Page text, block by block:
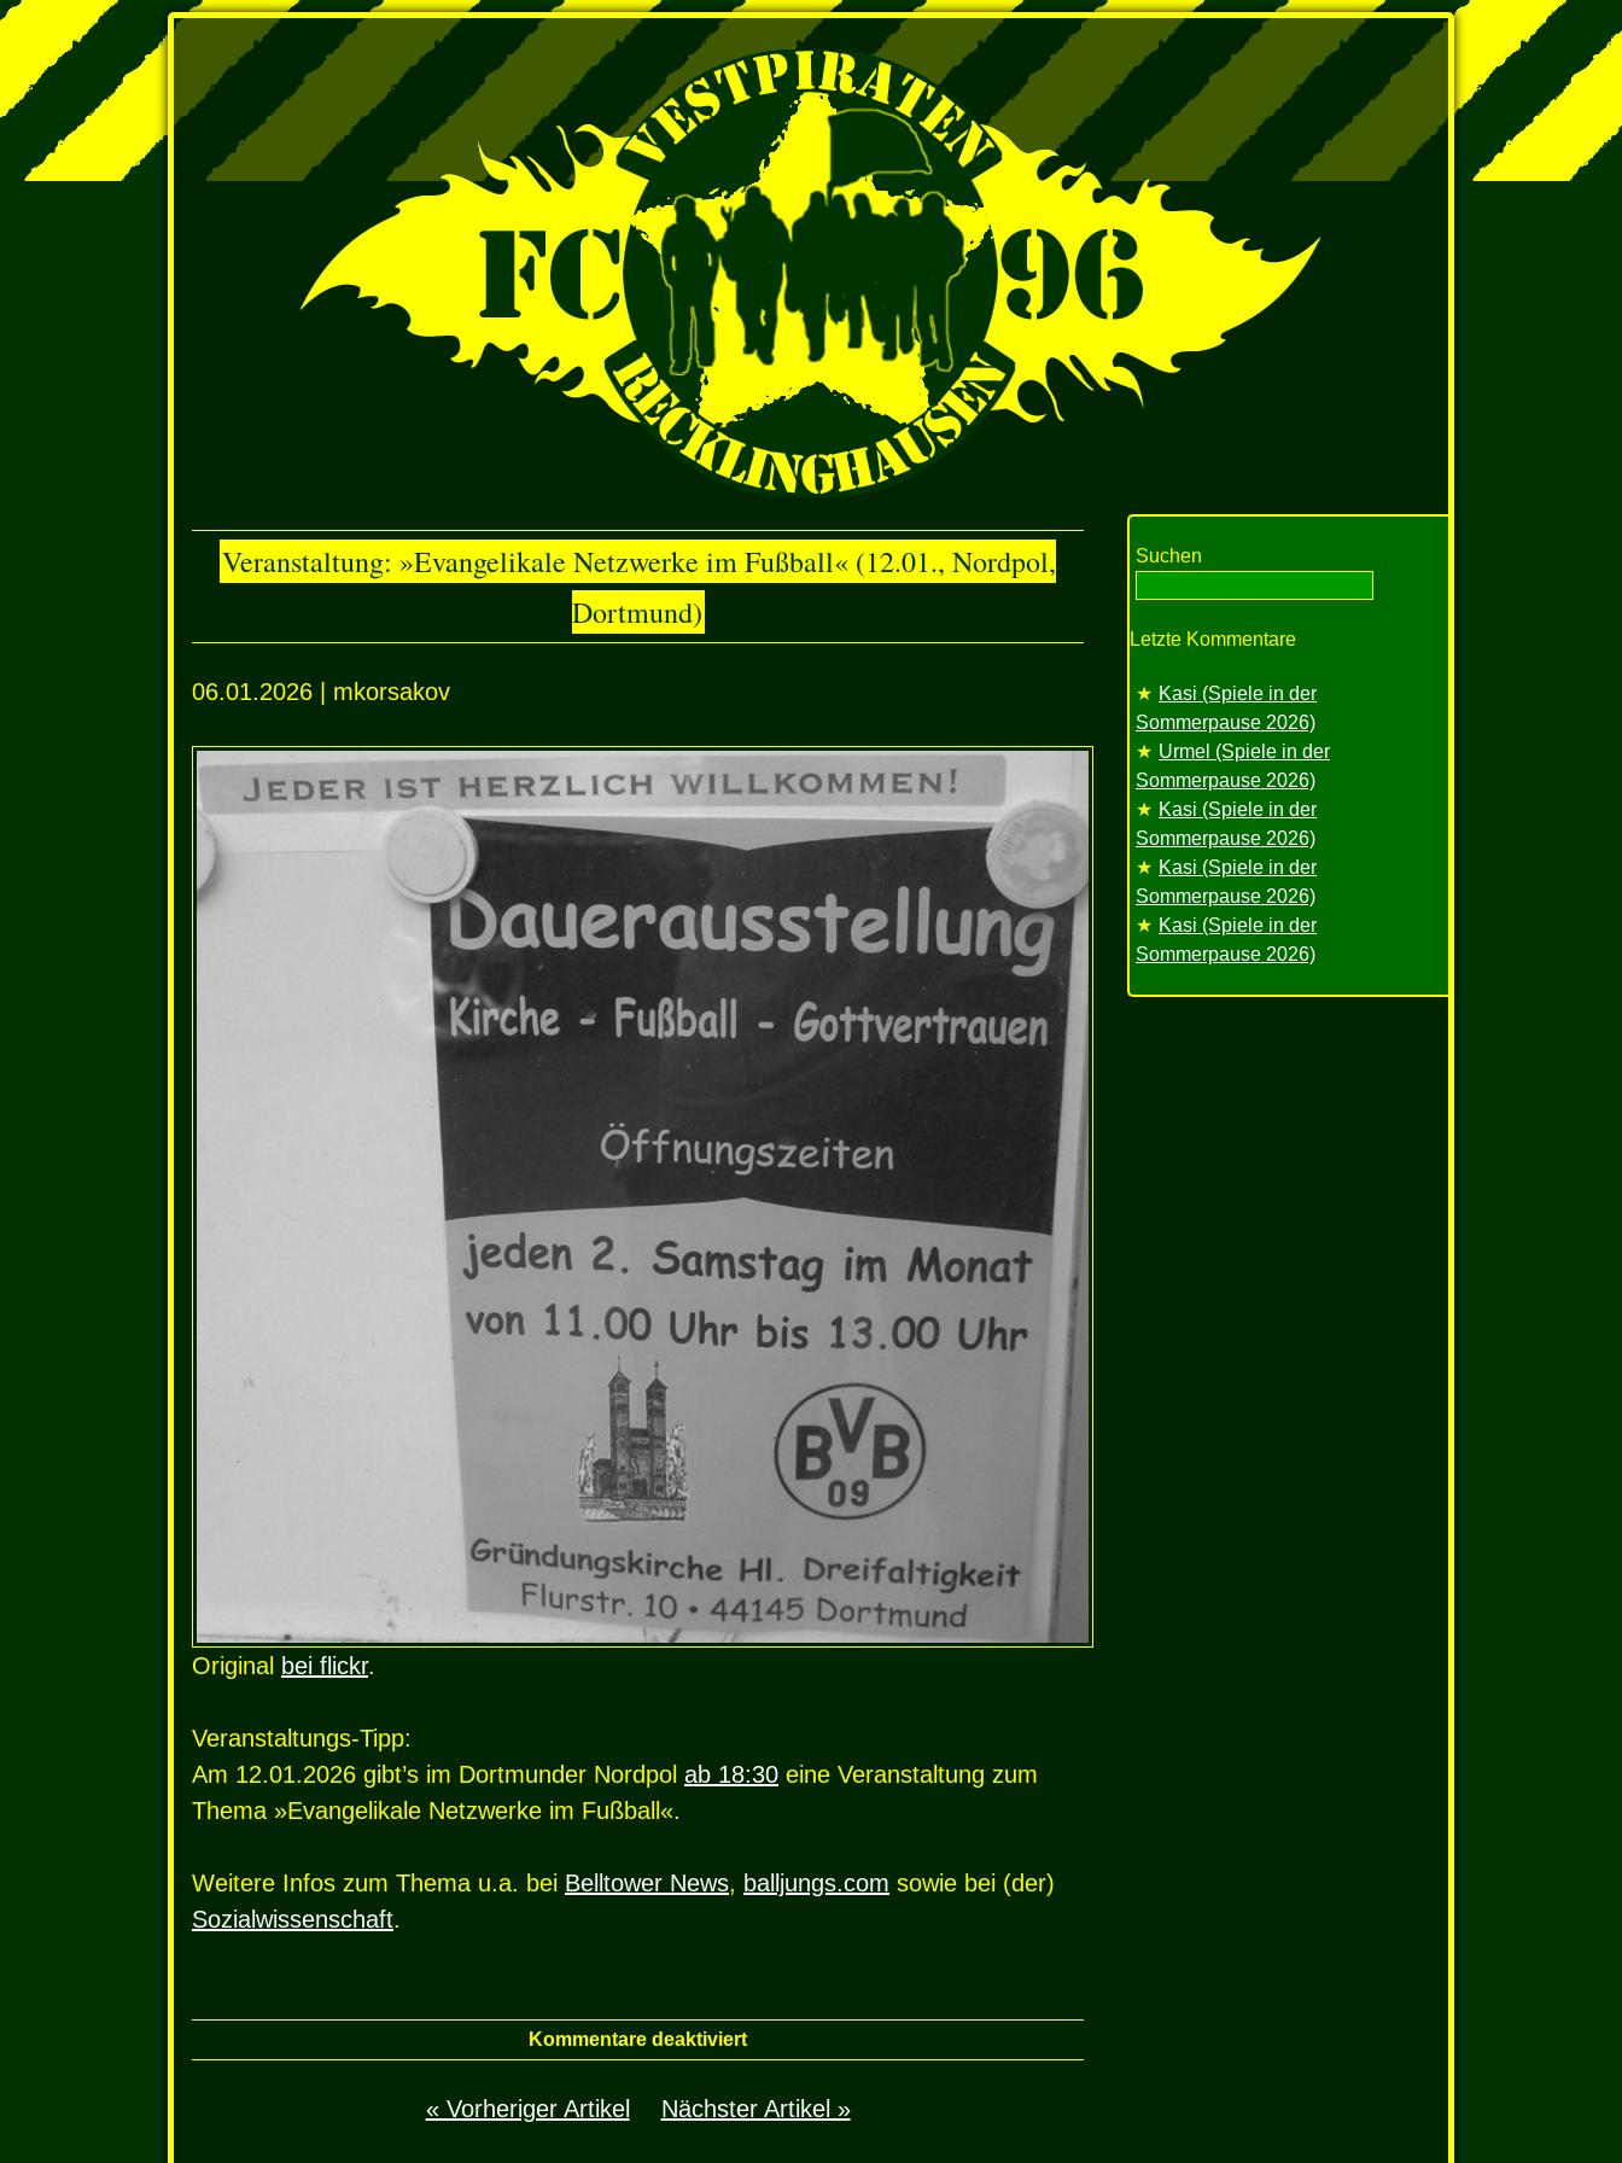
Veranstaltung: »Evangelikale Netzwerke im Fußball« (12.01., Nordpol,
Dortmund)
06.01.2026 | mkorsakov
Original bei flickr.
Veranstaltungs-Tipp:
Am 12.01.2026 gibt’s im Dortmunder Nordpol ab 18:30 eine Veranstaltung zum
Thema »Evangelikale Netzwerke im Fußball«.
Weitere Infos zum Thema u.a. bei Belltower News, balljungs.com sowie bei (der)
Sozialwissenschaft.
Kommentare deaktiviert
« Vorheriger Artikel Nächster Artikel »
Suchen
Letzte Kommentare
Kasi (Spiele in der
Sommerpause 2026)
Urmel (Spiele in der
Sommerpause 2026)
Kasi (Spiele in der
Sommerpause 2026)
Kasi (Spiele in der
Sommerpause 2026)
Kasi (Spiele in der
Sommerpause 2026)